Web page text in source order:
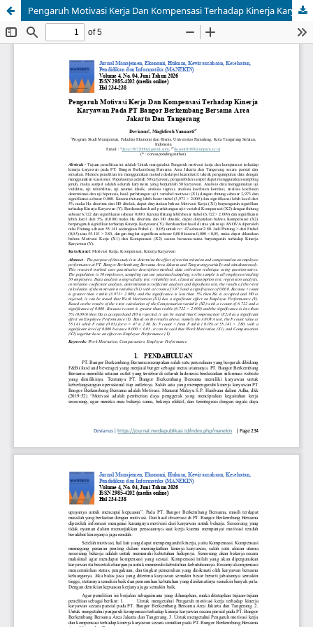
Pengaruh Motivasi Kerja Dan Kompensasi Terhadap Kinerja Karyawan Pada PT Bangor Berkembang Bersama Area Jakarta Dan Tangerang